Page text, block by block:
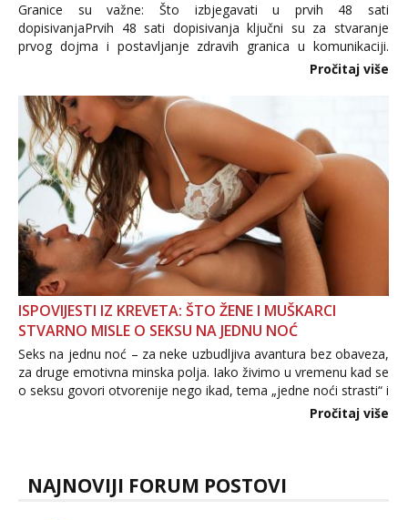
Granice su važne: Što izbjegavati u prvih 48 sati
dopisivanjaPrvih 48 sati dopisivanja ključni su za stvaranje
prvog dojma i postavljanje zdravih granica u komunikaciji.
Važno je izbjeći prebrzo otkrivanje osobnih ili intimnih
informacija, jer nepoznata osoba još nije zaslužila to
povjerenje. Takođe...
Pročitaj više
ISPOVIJESTI IZ KREVETA: ŠTO ŽENE I MUŠKARCI
STVARNO MISLE O SEKSU NA JEDNU NOĆ
Seks na jednu noć – za neke uzbudljiva avantura bez obaveza,
za druge emotivna minska polja. Iako živimo u vremenu kad se
o seksu govori otvorenije nego ikad, tema „jedne noći strasti“ i
dalje izaziva burne rasprave. Što zapravo misle žene, a što
Pročitaj više
NAJNOVIJI FORUM POSTOVI